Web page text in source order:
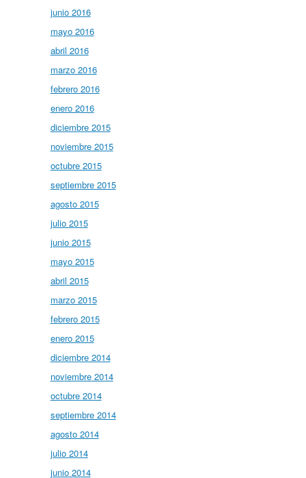
junio 2016
mayo 2016
abril 2016
marzo 2016
febrero 2016
enero 2016
diciembre 2015
noviembre 2015
octubre 2015
septiembre 2015
agosto 2015
julio 2015
junio 2015
mayo 2015
abril 2015
marzo 2015
febrero 2015
enero 2015
diciembre 2014
noviembre 2014
octubre 2014
septiembre 2014
agosto 2014
julio 2014
junio 2014